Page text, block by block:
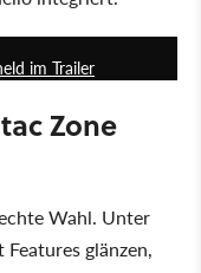
im Trailer
Zone
Wahl. Unter
glänzen,